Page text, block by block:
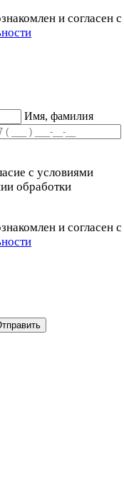
и согласен с
Имя, фамилия
с условиями
обработки
и согласен с